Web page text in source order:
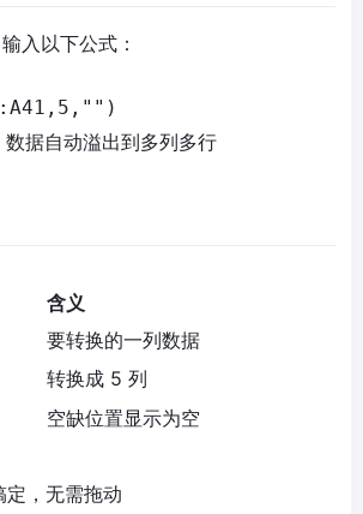
输入以下公式：
数据自动溢出到多列多行
含义
要转换的一列数据
转换成 5 列
空缺位置显示为空
定，无需拖动